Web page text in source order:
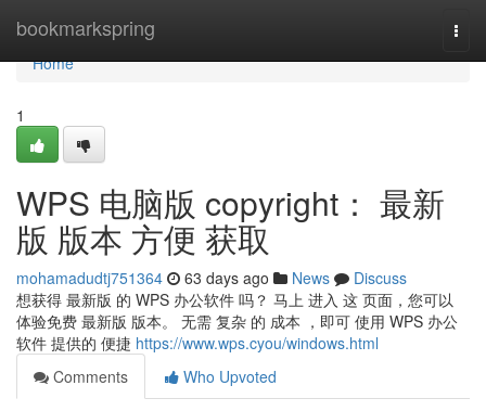
bookmarkspring
Home
Home
1
WPS 电脑版 copyright： 最新
版 版本 方便 获取
mohamadudtj751364 63 days ago News
Discuss
想获得 最新版 的 WPS 办公软件 吗？ 马上 进入 这 页面，您可以
体验免费 最新版 版本。 无需 复杂 的 成本 ，即可 使用 WPS 办公
软件 提供的 便捷 https://www.wps.cyou/windows.html
Comments
Who Upvoted